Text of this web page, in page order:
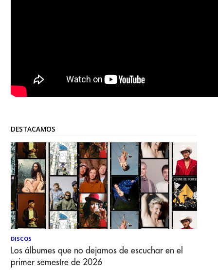
DESTACAMOS
DISCOS
Los álbumes que no dejamos de escuchar en el
primer semestre de 2026